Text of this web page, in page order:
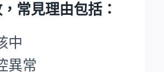
常見理由包括：
中
異常